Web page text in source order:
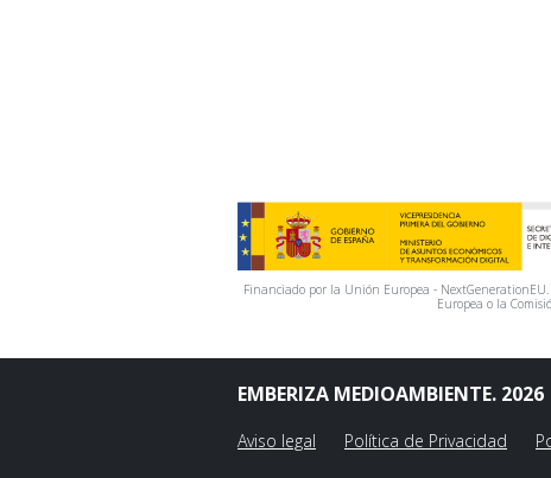
Financiado por la Unión Europea -
Europea o la
EMBERIZA MEDIOAMBIENTE. 2026
Aviso legal Política de Privacidad